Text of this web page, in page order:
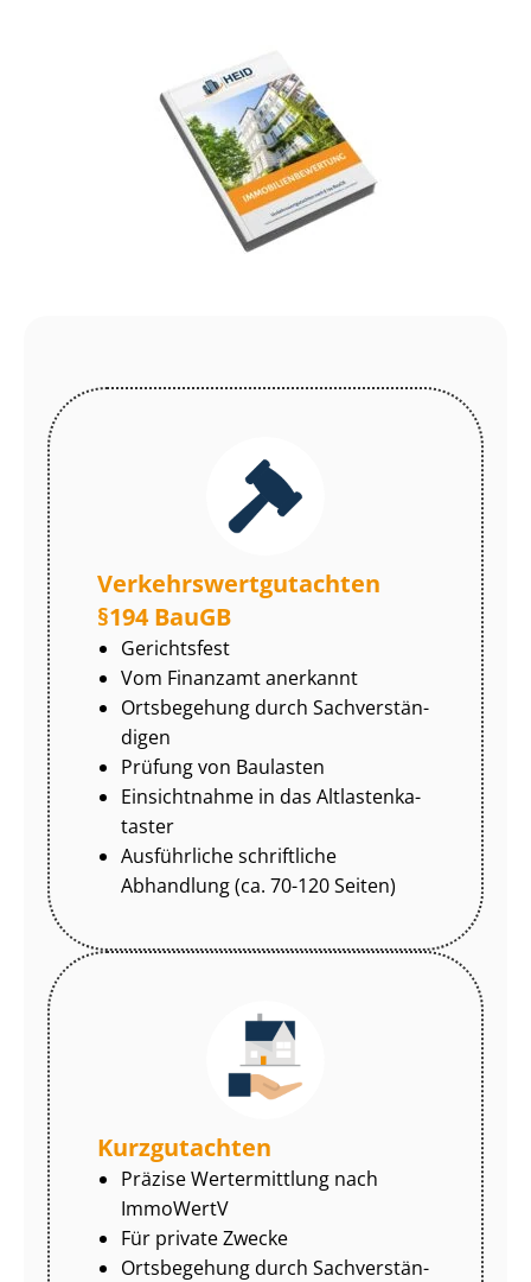
Ver­kehrs­wert­gut­ach­ten
§194 BauGB
Gerichtsfest
Vom Finanzamt anerkannt
Ortsbegehung durch Sach­ver­stän­
di­gen
Prüfung von Baulasten
Einsichtnahme in das Alt­las­ten­ka­
tas­ter
Ausführliche schriftliche
Abhandlung (ca. 70-120 Seiten)
Kurzgutachten
Präzise Wertermittlung nach
ImmoWertV
Für private Zwecke
Ortsbegehung durch Sach­ver­stän­